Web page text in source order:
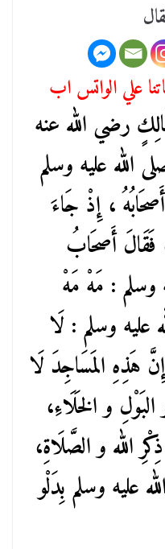
علي الواتس اب
رضي الله عنه
الله عليه وسلم
، إِذْ جَاءَ
فَقَالَ أَصحَابُ
وسلم : مَهْ مَهْ
عليه وسلم : لَا
هَذِهِ المَسَاجِدَ لَا
و الخَلَاءِ،
الله و الصَّلَاةِ،
عليه وسلم بِدَلْو